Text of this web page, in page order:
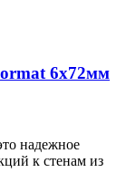
6х72мм
надежное
к стенам из